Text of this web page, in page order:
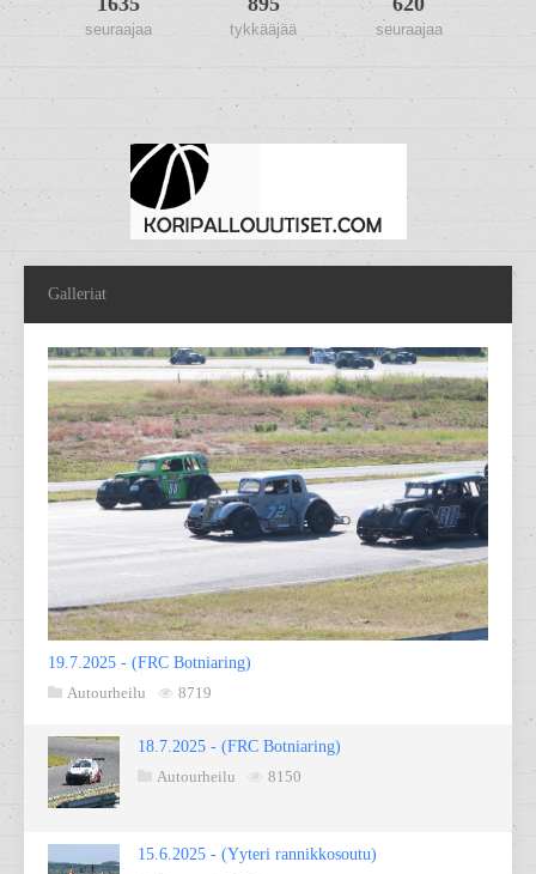
seuraajaa tykkääjää seuraajaa
Galleriat
19.7.2025 - (FRC Botniaring)
Autourheilu
8719
18.7.2025 - (FRC Botniaring)
Autourheilu
8150
15.6.2025 - (Yyteri rannikkosoutu)